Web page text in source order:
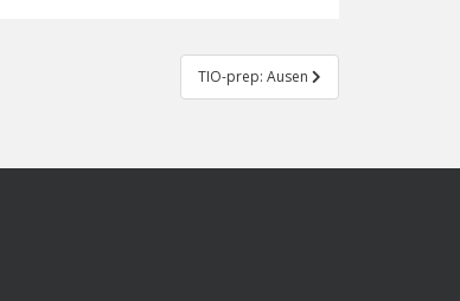
TIO-prep: Ausen